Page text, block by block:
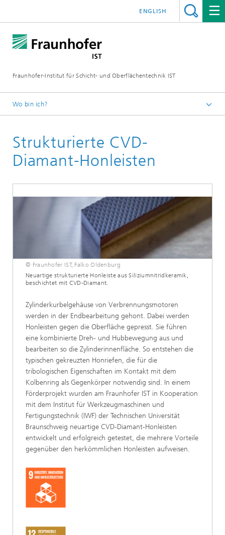
Fraunhofer-Institut für Schicht- und Oberflächentechnik IST
ENGLISH
Wo bin ich?
Kompetenzen
Diamantbasierte Systeme
Strukturierte CVD-
Diamant-Honleisten
© Fraunhofer IST, Falko Oldenburg
Neuartige strukturierte Honleiste aus Siliziumnitrid­keramik,
beschichtet mit CVD-Diamant.
Zylinderkurbelgehäuse von Verbrennungsmotoren
werden in der Endbearbeitung gehont. Dabei werden
Honleisten gegen die Oberfläche gepresst. Sie führen
eine kombinierte Dreh- und Hubbewegung aus und
bearbeiten so die Zylinderinnenfläche. So entstehen die
typischen gekreuzten Honriefen, die für die
tribologischen Eigenschaften im Kontakt mit dem
Kolbenring als Gegenkörper notwendig sind. In einem
Förderprojekt wurden am Fraunhofer IST in Kooperation
mit dem Institut für Werkzeugmaschinen und
Fertigungstechnik (IWF) der Technischen Universität
Braunschweig neuartige CVD-Diamant-Honleisten
entwickelt und erfolgreich getestet, die mehrere Vorteile
gegenüber den herkömmlichen Honleisten aufweisen.